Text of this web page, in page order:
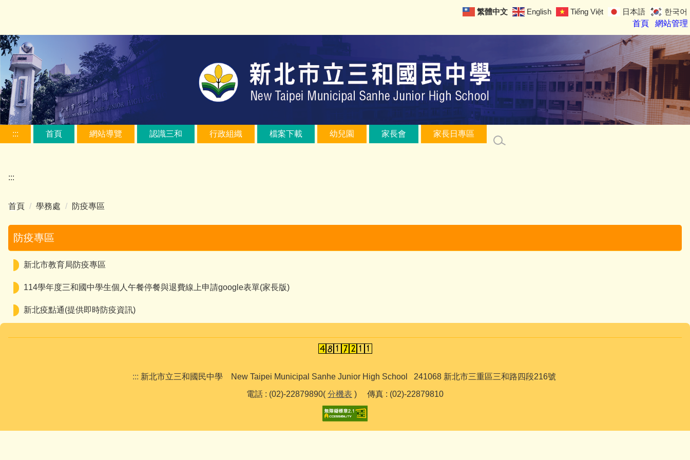
要
內
容
區
繁體中文 English Tiếng Việt 日本語
한국어
首頁
網站管理
::: 首頁 網站導覽 認識三和 行政組織 檔案下載 幼兒園 家長會 家長日專區
:::
首頁 學務處 防疫專區
防疫專區
新北市教育局防疫專區
114學年度三和國中學生個人午餐停餐與退費線上申請google表單(家長版)
新北疫點通(提供即時防疫資訊)
::: 新北市立三和國民中學 New Taipei Municipal Sanhe Junior High School 241068 新北市三重區三和路四段216號
電話 : (02)-22879890( 分機表 ) 傳真 : (02)-22879810